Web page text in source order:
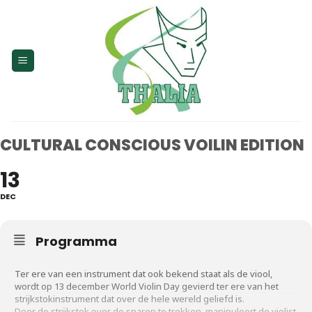
CULTURAL CONSCIOUS VOILIN EDITION
13
DEC
Programma
Ter ere van een instrument dat ook bekend staat als de viool,
wordt op 13 december World Violin Day gevierd ter ere van het
strijkstokinstrument dat over de hele wereld geliefd is.